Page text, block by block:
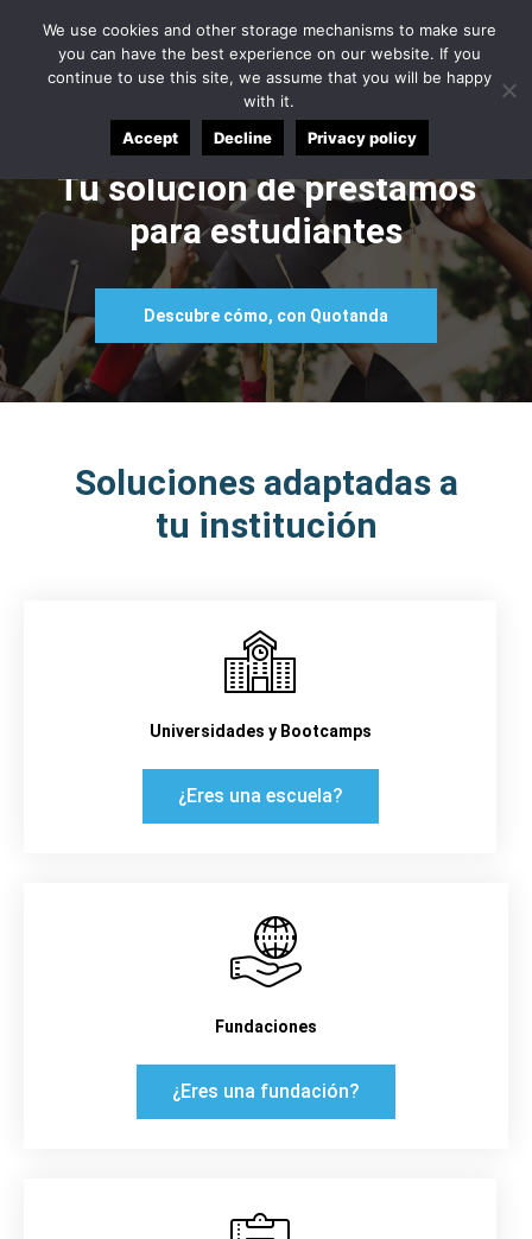
Tu solución de préstamos
para estudiantes
Descubre cómo, con Quotanda
Soluciones adaptadas a
tu institución
Universidades y Bootcamps
¿Eres una escuela?
Fundaciones
¿Eres una fundación?
We use cookies and other storage mechanisms to make sure
you can have the best experience on our website. If you
continue to use this site, we assume that you will be happy
with it.
Accept
Decline Privacy policy